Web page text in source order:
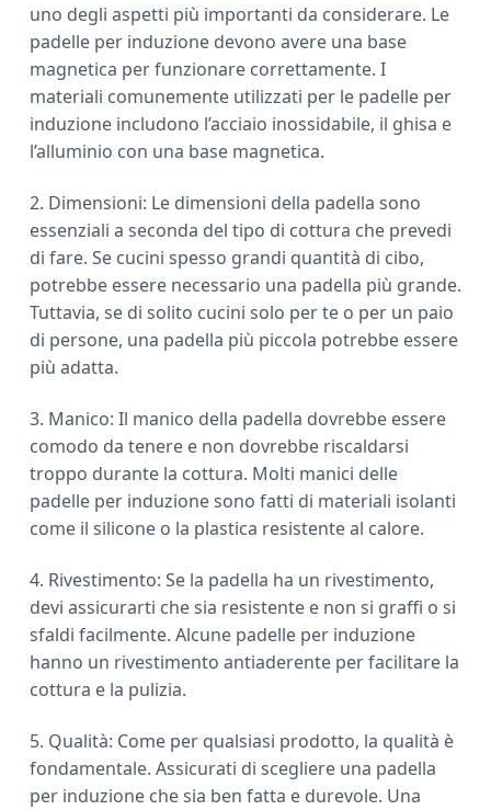
uno degli aspetti più importanti da considerare. Le
padelle per induzione devono avere una base
magnetica per funzionare correttamente. I
materiali comunemente utilizzati per le padelle per
induzione includono l’acciaio inossidabile, il ghisa e
l’alluminio con una base magnetica.
2. Dimensioni: Le dimensioni della padella sono
essenziali a seconda del tipo di cottura che prevedi
di fare. Se cucini spesso grandi quantità di cibo,
potrebbe essere necessario una padella più grande.
Tuttavia, se di solito cucini solo per te o per un paio
di persone, una padella più piccola potrebbe essere
più adatta.
3. Manico: Il manico della padella dovrebbe essere
comodo da tenere e non dovrebbe riscaldarsi
troppo durante la cottura. Molti manici delle
padelle per induzione sono fatti di materiali isolanti
come il silicone o la plastica resistente al calore.
4. Rivestimento: Se la padella ha un rivestimento,
devi assicurarti che sia resistente e non si graffi o si
sfaldi facilmente. Alcune padelle per induzione
hanno un rivestimento antiaderente per facilitare la
cottura e la pulizia.
5. Qualità: Come per qualsiasi prodotto, la qualità è
fondamentale. Assicurati di scegliere una padella
per induzione che sia ben fatta e durevole. Una